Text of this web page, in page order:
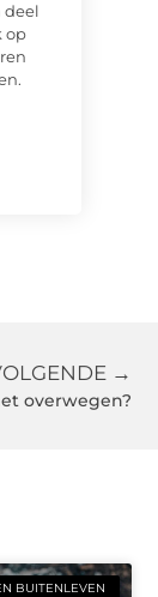
deel
op
→
overwegen?
BUITENLEVEN